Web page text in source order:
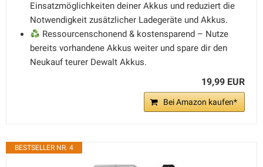
Einsatzmöglichkeiten deiner Akkus und reduziert die
Notwendigkeit zusätzlicher Ladegeräte und Akkus.
Ressourcenschonend & kostensparend – Nutze
bereits vorhandene Akkus weiter und spare dir den
Neukauf teurer Dewalt Akkus.
19,99 EUR
Bei Amazon kaufen*
BESTSELLER NR. 4